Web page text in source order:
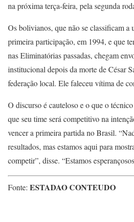
na próxima terça-feira, pela segunda
Os bolivianos, que não se classificam a
primeira participação, em 1994, e que
nas Eliminatórias passadas, chegam
institucional depois da morte de César
federação local. Ele faleceu vítima de
O discurso é cauteloso e o que o
que seu time será competitivo na
vencer a primeira partida no Brasil.
resultados, mas estamos aqui para
competir”, disse. “Estamos
Fonte: ESTADAO CONTEUDO